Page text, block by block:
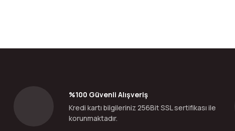
Ürün fiyatı diğer sitelerden daha pahalı.
Bu ürüne benzer farklı alternatifler olmalı.
%100 Güvenli Alışveriş
Kredi kartı bilgileriniz 256Bit SSL sertifikası ile
korunmaktadır.